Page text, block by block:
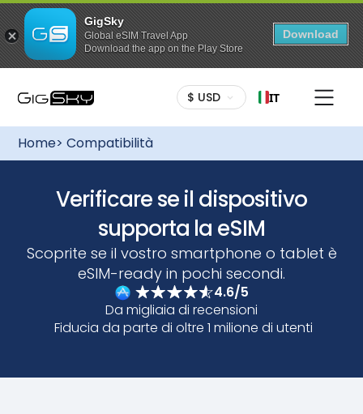
GigSky
Global eSIM Travel App
Download the app on the Play Store
Download
$ USD IT
Home> Compatibilità
Verificare se il dispositivo
supporta la eSIM
Scoprite se il vostro smartphone o tablet è
eSIM-ready in pochi secondi.
4.6/5
Da migliaia di recensioni
Fiducia da parte di oltre 1 milione di utenti